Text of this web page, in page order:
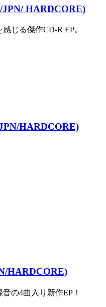
HARDCORE)
じる傑作CD-R EP。
HARDCORE)
HARDCORE)
の4曲入り新作EP！